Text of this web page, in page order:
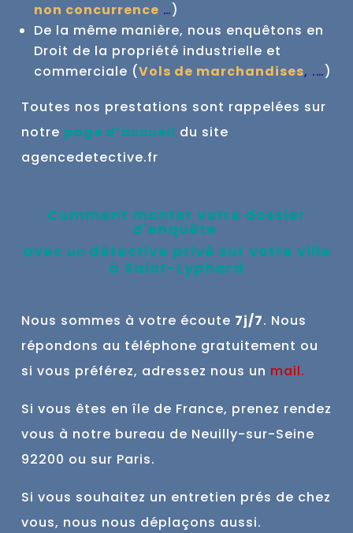
non concurrence …)
De la même manière, nous enquêtons en
Droit de la propriété industrielle et
commerciale (Vols de marchandises, .…)
Toutes nos prestations sont rappelées sur
notre page d’accueil du site
agencedetective.fr
Comment monter votre dossier
d'enquête
avec un détective privé sur votre ville
à Saint-Lyphard
Nous sommes à votre écoute 7j/7. Nous
répondons au téléphone gratuitement ou
si vous préférez, adressez nous un mail.
Si vous êtes en île de France, prenez rendez
vous à notre bureau de Neuilly-sur-Seine
92200 ou sur Paris.
Si vous souhaitez un entretien prés de chez
vous, nous nous déplaçons aussi.